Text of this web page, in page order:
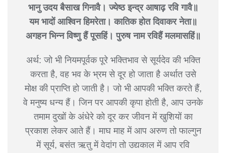
भानु उदय बैसाख गिनावै। ज्येष्ठ इन्द्र आषाढ़ रवि गावै॥
यम भादों आश्विन हिमरेता। कातिक होत दिवाकर नेता॥
अगहन भिन्न विष्णु हैं पूसहिं। पुरुष नाम रविहैं मलमासहिं॥
अर्थ: जो भी नियमपूर्वक पूरे भक्तिभाव से सूर्यदेव की भक्ति
करता है, वह भव के भ्रम से दूर हो जाता है अर्थात उसे
मोक्ष की प्राप्ति हो जाती है। जो भी आपकी भक्ति करते हैं,
वे मनुष्य धन्य हैं। जिन पर आपकी कृपा होती है, आप उनके
तमाम दुखों के अंधेरे को दूर कर जीवन में खुशियों का
प्रकाश लेकर आते हैं। माघ माह में आप अरुण तो फाल्गुन
में सूर्य, बसंत ऋतु में वेदांग तो उद्यकाल में आप रवि